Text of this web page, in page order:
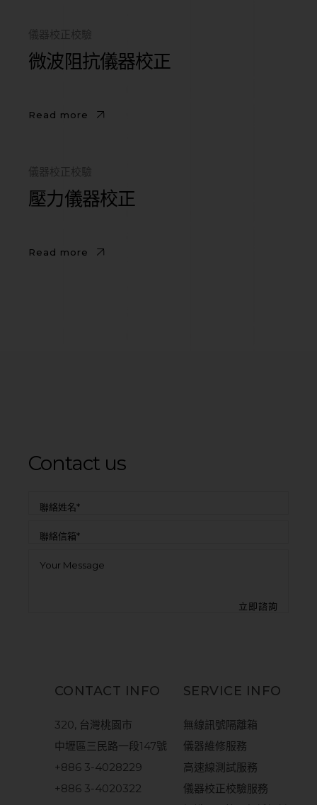
儀器校正校驗
微波阻抗儀器校正
Read more
儀器校正校驗
壓力儀器校正
Read more
Contact us
CONTACT INFO
320, 台灣桃園市
中壢區三民路一段147號
+886 3-4028229
+886 3-4020322
SERVICE INFO
無線訊號隔離箱
儀器維修服務
高速線測試服務
儀器校正校驗服務